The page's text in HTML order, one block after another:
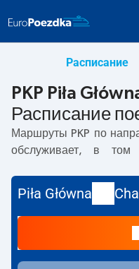
Расписание
PKP Piła
Расписание
Маршруты PKP по
обслуживает, в том
Последний поезд до
маршруту Piła Główna–
поезда:- предлагают
правило, более долгое время в пути.
маршрут на станции
Piła Główna